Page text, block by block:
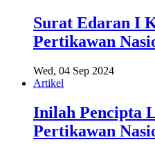
Surat Edaran I
Pertikawan
Wed, 04 Sep 2024
Artikel
Inilah Pencipta
Pertikawan